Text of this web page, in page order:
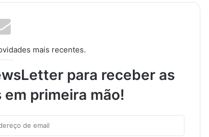
mais recentes.
para receber as
primeira mão!